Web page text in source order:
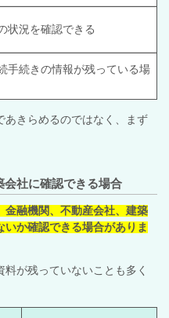
状況を確認できる
手続きの情報が残っている場
あきらめるのではなく、まず
会社に確認できる場合
金融機関、不動産会社、建築
か確認できる場合がありま
が残っていないことも多く